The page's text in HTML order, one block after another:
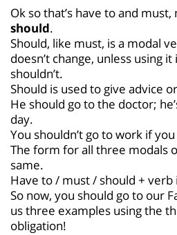
Ok so that’s have to and must,
should.
Should, like must, is a modal
doesn’t change, unless using
shouldn’t.
Should is used to give advice
He should go to the doctor;
day.
You shouldn’t go to work if
The form for all three modals
same.
Have to / must / should +
So now, you should go to our
us three examples using the
obligation!